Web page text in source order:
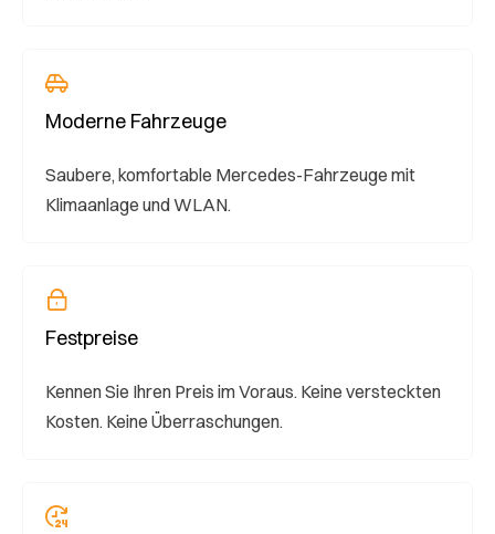
Moderne Fahrzeuge
Saubere, komfortable Mercedes-Fahrzeuge mit
Klimaanlage und WLAN.
Festpreise
Kennen Sie Ihren Preis im Voraus. Keine versteckten
Kosten. Keine Überraschungen.